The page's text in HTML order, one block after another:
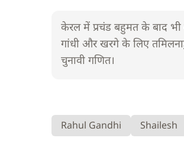
केरल में प्रचंड बहुमत के बाद भी
गांधी और खरगे के लिए
चुनावी गणित।
Rahul Gandhi Shailesh